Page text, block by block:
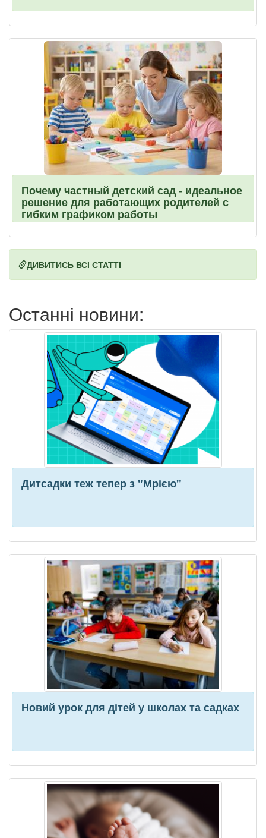
Почему частный детский сад - идеальное
решение для работающих родителей с
гибким графиком работы
ДИВИТИСЬ ВСІ СТАТТІ
Останні новини:
Дитсадки теж тепер з "Мрією"
Новий урок для дітей у школах та садках